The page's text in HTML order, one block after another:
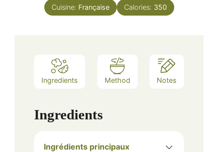
Cuisine: Française Calories: 350
Ingredients Method Notes
Ingredients
Ingrédients principaux